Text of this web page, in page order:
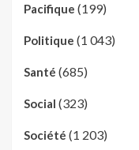
Pacifique (199)
Politique (1 043)
Santé (685)
Social (323)
Société (1 203)